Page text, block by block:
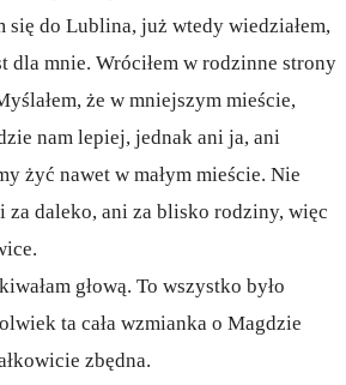
się do Lublina, już wtedy wiedziałem,
dla mnie. Wróciłem w rodzinne strony
że w mniejszym mieście,
nam lepiej, jednak ani ja, ani
żyć nawet w małym mieście. Nie
za daleko, ani za blisko rodziny, więc
głową. To wszystko było
ta cała wzmianka o Magdzie
zbędna.